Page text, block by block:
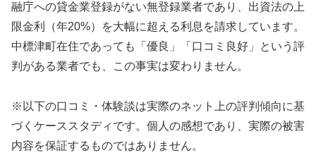
融庁への貸金業登録がない無登録業者であり、出資法の上
限金利（年20%）を大幅に超える利息を請求しています。
中標津町在住であっても「優良」「口コミ良好」という評
判がある業者でも、この事実は変わりません。
※以下の口コミ・体験談は実際のネット上の評判傾向に基
づくケーススタディです。個人の感想であり、実際の被害
内容を保証するものではありません。